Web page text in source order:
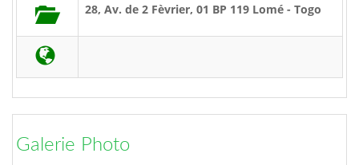
28, Av. de 2 Fèvrier, 01 BP 119 Lomé - Togo
Galerie Photo